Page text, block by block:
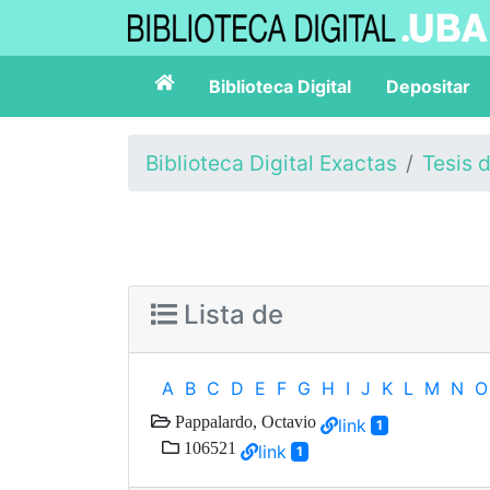
Biblioteca Digital Depositar
Biblioteca Digital Exactas Tesis
Lista de
A B C D E F G H I J K L M N O
Pappalardo, Octavio link 1
106521 link 1